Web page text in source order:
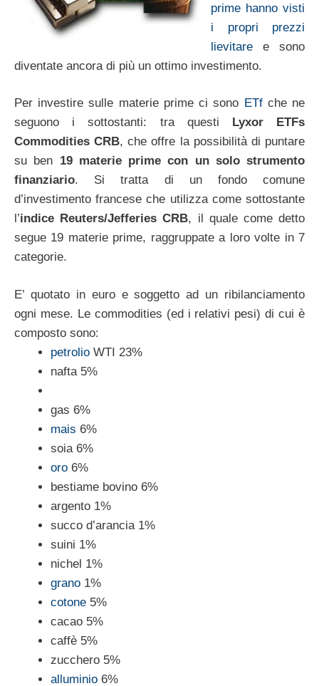
prime hanno visti
i propri prezzi
lievitare e sono
diventate ancora di più un ottimo investimento.
Per investire sulle materie prime ci sono ETfche ne
seguono i sottostanti: tra questi
Lyxor ETFs
Commodities CRB, che offre la possibilità di puntare
su ben 19 materie prime con un solo strumento
finanziario. Si tratta di un fondo comune
d’investimento francese che utilizza come sottostante
l’indice Reuters/Jefferies CRB, il quale come detto
segue 19 materie prime, raggruppate a loro volte in 7
categorie.
E’ quotato in euro e soggetto ad un ribilanciamento
ogni mese. Le commodities (ed i relativi pesi) di cui è
composto sono:
petrolio WTI 23%
nafta 5%
gas 6%
mais 6%
soia 6%
oro 6%
bestiame bovino 6%
argento 1%
succo d’arancia 1%
suini 1%
nichel 1%
grano 1%
cotone 5%
cacao 5%
caffè 5%
zucchero 5%
alluminio 6%